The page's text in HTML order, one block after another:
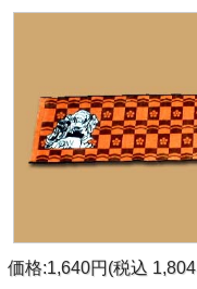
価格:1,640円(税込